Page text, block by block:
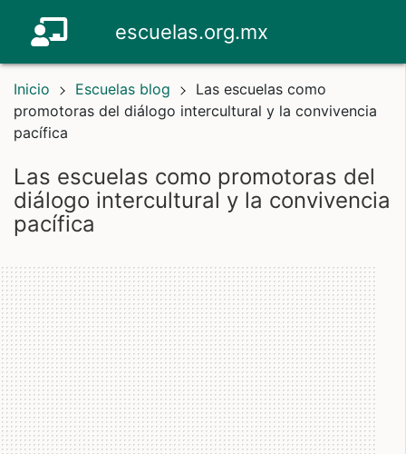
escuelas.org.mx
Inicio Escuelas blog
Las escuelas como
promotoras del diálogo intercultural y la convivencia
pacífica
las escuelas como promotoras del
diálogo intercultural y la convivencia
pacífica